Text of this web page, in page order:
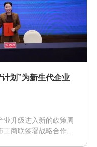
划”为新生代企业
业升级进入新的政策周
商联签署战略合作备